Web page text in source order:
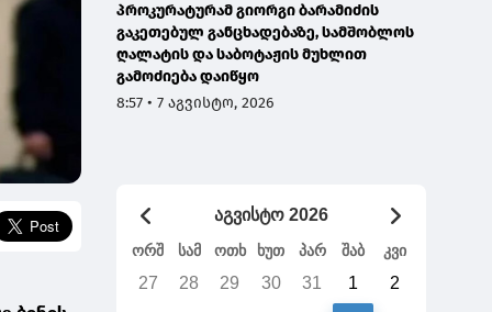
პროკურატურამ გიორგი ბარამიძის
გაკეთებულ განცხადებაზე, სამშობლოს
ღალატის და საბოტაჟის მუხლით
გამოძიება დაიწყო
8:57 • 7 აგვისტო, 2026
აგვისტო 2026
ორშ სამ ოთხ ხუთ პარ შაბ კვი
27 28 29 30 31 1 2